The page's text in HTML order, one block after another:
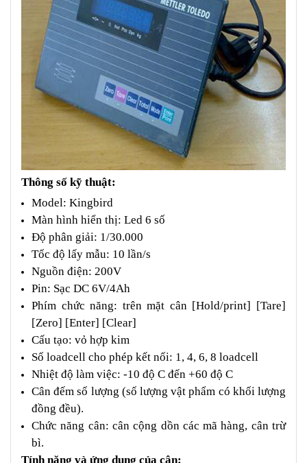
Thông số kỹ thuật:
Model: Kingbird
Màn hình hiển thị: Led 6 số
Độ phân giải: 1/30.000
Tốc độ lấy mẫu: 10 lần/s
Nguồn điện: 200V
Pin: Sạc DC 6V/4Ah
Phím chức năng: trên mặt cân [Hold/print] [Tare]
[Zero] [Enter] [Clear]
Cấu tạo: vỏ hợp kim
Số loadcell cho phép kết nối: 1, 4, 6, 8 loadcell
Nhiệt độ làm việc: -10 độ C đến +60 độ C
Cân đếm số lượng (số lượng vật phẩm có khối lượng
đồng đều).
Chức năng cân: cân cộng dồn các mã hàng, cân trừ
bì.
Tính năng và ứng dụng của cân: